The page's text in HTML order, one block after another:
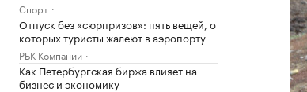
Спорт
Отпуск без «сюрпризов»: пять вещей, о
которых туристы жалеют в аэропорту
РБК Компании
Как Петербургская биржа влияет на
бизнес и экономику